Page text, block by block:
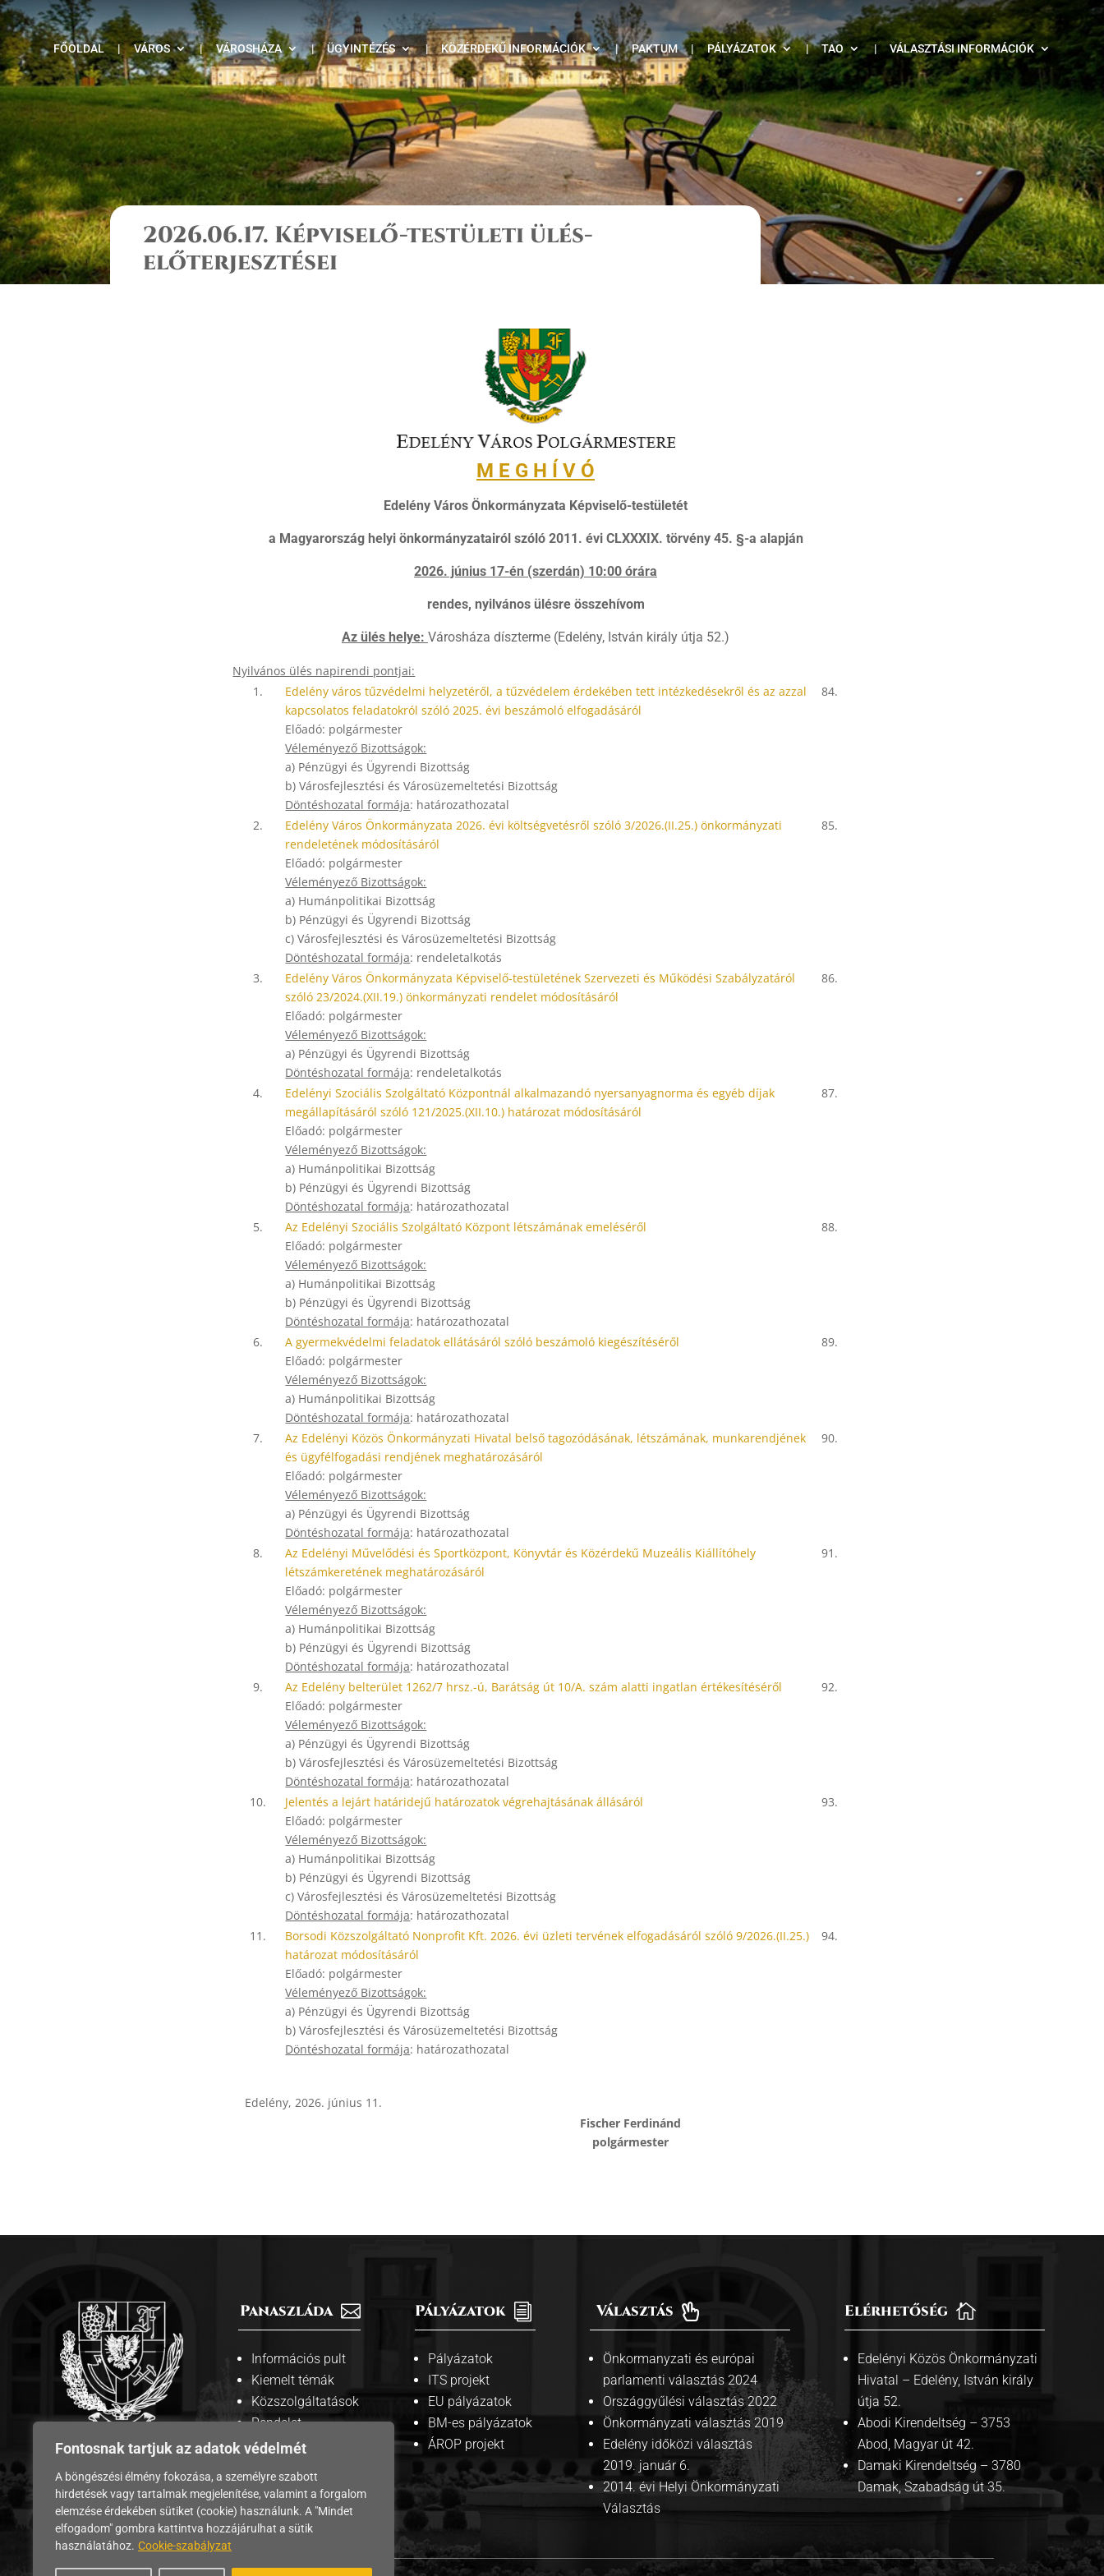
Fontosnak tartjuk az adatok védelmét
A böngészési élmény fokozása, a személyre szabott
hirdetések vagy tartalmak megjelenítése, valamint a forgalom
elemzése érdekében sütiket (cookie) használunk. A "Mindet
elfogadom" gombra kattintva hozzájárulhat a sütik
használatához. Cookie-szabályzat
FŐOLDAL | VÁROS | VÁROSHÁZA | ÜGYINTÉZÉS | KÖZÉRDEKŰ INFORMÁCIÓK | PAKTUM | PÁLYÁZATOK | TAO | VÁLASZTÁSI INFORMÁCIÓK
2026.06.17. Képviselő-testületi ülés-
előterjesztései
M E G H Í V Ó
Edelény Város Önkormányzata Képviselő-testületét
a Magyarország helyi önkormányzatairól szóló 2011. évi CLXXXIX. törvény 45. §-a alapján
2026. június 17-én (szerdán) 10:00 órára
rendes, nyilvános ülésre összehívom
Az ülés helye: Városháza díszterme (Edelény, István király útja 52.)
Nyilvános ülés napirendi pontjai:
1.
Edelény város tűzvédelmi helyzetéről, a tűzvédelem érdekében tett intézkedésekről és az azzal
kapcsolatos feladatokról szóló 2025. évi beszámoló elfogadásáról
Előadó: polgármester
Véleményező Bizottságok:
a) Pénzügyi és Ügyrendi Bizottság
b) Városfejlesztési és Városüzemeltetési Bizottság
Döntéshozatal formája: határozathozatal
84.
2.
Edelény Város Önkormányzata 2026. évi költségvetésről szóló 3/2026.(II.25.) önkormányzati
rendeletének módosításáról
Előadó: polgármester
Véleményező Bizottságok:
a) Humánpolitikai Bizottság
b) Pénzügyi és Ügyrendi Bizottság
c) Városfejlesztési és Városüzemeltetési Bizottság
Döntéshozatal formája: rendeletalkotás
85.
3.
Edelény Város Önkormányzata Képviselő-testületének Szervezeti és Működési Szabályzatáról
szóló 23/2024.(XII.19.) önkormányzati rendelet módosításáról
Előadó: polgármester
Véleményező Bizottságok:
a) Pénzügyi és Ügyrendi Bizottság
Döntéshozatal formája: rendeletalkotás
86.
4.
Edelényi Szociális Szolgáltató Központnál alkalmazandó nyersanyagnorma és egyéb díjak
megállapításáról szóló 121/2025.(XII.10.) határozat módosításáról
Előadó: polgármester
Véleményező Bizottságok:
a) Humánpolitikai Bizottság
b) Pénzügyi és Ügyrendi Bizottság
Döntéshozatal formája: határozathozatal
87.
5.
Az Edelényi Szociális Szolgáltató Központ létszámának emeléséről
Előadó: polgármester
Véleményező Bizottságok:
a) Humánpolitikai Bizottság
b) Pénzügyi és Ügyrendi Bizottság
Döntéshozatal formája: határozathozatal
88.
6.
A gyermekvédelmi feladatok ellátásáról szóló beszámoló kiegészítéséről
Előadó: polgármester
Véleményező Bizottságok:
a) Humánpolitikai Bizottság
Döntéshozatal formája: határozathozatal
89.
7.
Az Edelényi Közös Önkormányzati Hivatal belső tagozódásának, létszámának, munkarendjének
és ügyfélfogadási rendjének meghatározásáról
Előadó: polgármester
Véleményező Bizottságok:
a) Pénzügyi és Ügyrendi Bizottság
Döntéshozatal formája: határozathozatal
90.
8.
Az Edelényi Művelődési és Sportközpont, Könyvtár és Közérdekű Muzeális Kiállítóhely
létszámkeretének meghatározásáról
Előadó: polgármester
Véleményező Bizottságok:
a) Humánpolitikai Bizottság
b) Pénzügyi és Ügyrendi Bizottság
Döntéshozatal formája: határozathozatal
91.
9.
Az Edelény belterület 1262/7 hrsz.-ú, Barátság út 10/A. szám alatti ingatlan értékesítéséről
Előadó: polgármester
Véleményező Bizottságok:
a) Pénzügyi és Ügyrendi Bizottság
b) Városfejlesztési és Városüzemeltetési Bizottság
Döntéshozatal formája: határozathozatal
92.
10.
Jelentés a lejárt határidejű határozatok végrehajtásának állásáról
Előadó: polgármester
Véleményező Bizottságok:
a) Humánpolitikai Bizottság
b) Pénzügyi és Ügyrendi Bizottság
c) Városfejlesztési és Városüzemeltetési Bizottság
Döntéshozatal formája: határozathozatal
93.
11.
Borsodi Közszolgáltató Nonprofit Kft. 2026. évi üzleti tervének elfogadásáról szóló 9/2026.(II.25.)
határozat módosításáról
Előadó: polgármester
Véleményező Bizottságok:
a) Pénzügyi és Ügyrendi Bizottság
b) Városfejlesztési és Városüzemeltetési Bizottság
Döntéshozatal formája: határozathozatal
94.
Edelény, 2026. június 11.
Fischer Ferdinánd
polgármester
üzemelteti
Edelény város
Önkormányzata

Panaszláda
Információs pult
Kiemelt témák
Közszolgáltatások
Rendelet
tervezetek
megosztás
i
Pályázatok
Pályázatok
ITS projekt
EU pályázatok
BM-es pályázatok
ÁROP projekt

Választás
Önkormanyzati és európai
parlamenti választás 2024
Országgyűlési választás 2022
Önkormányzati választás 2019
Edelény időközi választás
2019. január 6.
2014. évi Helyi Önkormányzati
Választás

Elérhetőség
Edelényi Közös Önkormányzati
Hivatal – Edelény, István király
útja 52.
Abodi Kirendeltség – 3753
Abod, Magyar út 42.
Damaki Kirendeltség – 3780
Damak, Szabadság út 35.